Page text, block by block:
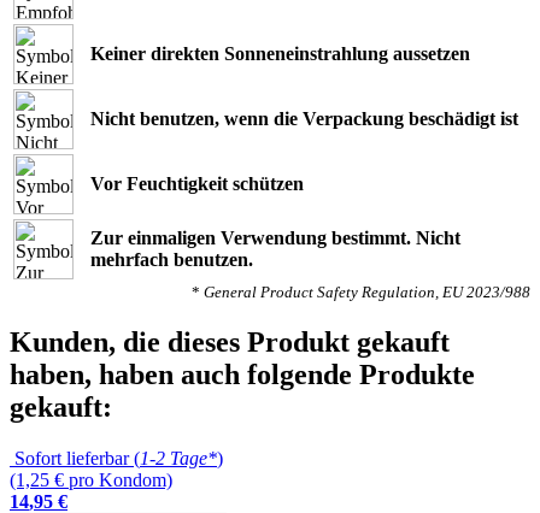
Keiner direkten Sonneneinstrahlung aussetzen
Nicht benutzen, wenn die Verpackung beschädigt ist
Vor Feuchtigkeit schützen
Zur einmaligen Verwendung bestimmt. Nicht
mehrfach benutzen.
* General Product Safety Regulation, EU 2023/988
Kunden, die dieses Produkt gekauft
haben, haben auch folgende Produkte
gekauft:
Sofort lieferbar (1-2 Tage*)
(1,25 € pro Kondom)
14,95 €